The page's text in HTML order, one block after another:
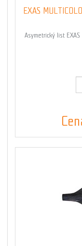
EXAS
Asymetrický list